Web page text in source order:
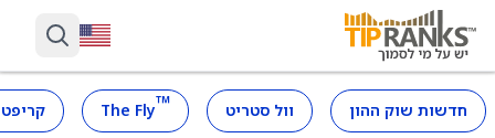
חדשות שוק ההון וול סטריט ™
The Fly